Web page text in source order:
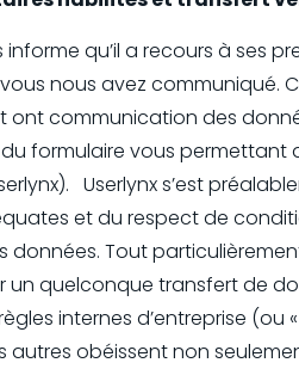
informe qu’il a recours à ses
nous avez communiqué.
ont communication des
formulaire vous permettant
Userlynx s’est
et du respect de
Tout
quelconque transfert de
internes d’entreprise (ou «
autres obéissent non